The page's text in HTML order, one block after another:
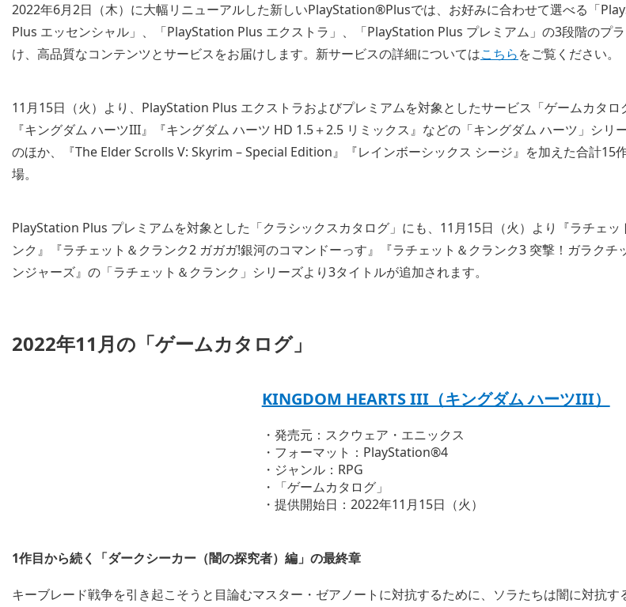
2022年6月2日（木）に大幅リニューアルした新しいPlayStation®Plusでは、お好みに合わせて選べる「
Plus エッセンシャル」、「PlayStation Plus エクストラ」、「PlayStation Plus プレミアム」の3段階のプ
け、高品質なコンテンツとサービスをお届けします。新サービスの詳細についてはこちらをご覧ください。
11月15日（火）より、PlayStation Plus エクストラおよびプレミアムを対象としたサービス「ゲームカタロ
『キングダム ハーツIII』『キングダム ハーツ HD 1.5＋2.5 リミックス』などの「キングダム ハーツ」シリ
のほか、『The Elder Scrolls V: Skyrim – Special Edition』『レインボーシックス シージ』を加えた合計15
場。
PlayStation Plus プレミアムを対象とした「クラシックスカタログ」にも、11月15日（火）より『ラチェッ
ンク』『ラチェット＆クランク2 ガガガ!銀河のコマンドーっす』『ラチェット＆クランク3 突撃！ガラクチ
ンジャーズ』の「ラチェット＆クランク」シリーズより3タイトルが追加されます。
2022年11月の「ゲームカタログ」
KINGDOM HEARTS III（キングダム ハーツIII）
・発売元：スクウェア・エニックス
・フォーマット：PlayStation®4
・ジャンル：RPG
・「ゲームカタログ」
・提供開始日：2022年11月15日（火）
1作目から続く「ダークシーカー（闇の探究者）編」の最終章
キーブレード戦争を引き起こそうと目論むマスター・ゼアノートに対抗するために、ソラたちは闇に対抗す